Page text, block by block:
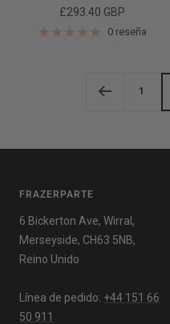
Precio
de
£293.40 GBP
0 reseña
1
FRAZERPARTE
6 Bickerton Ave, Wirral,
Merseyside, CH63 5NB,
Reino Unido
Línea de pedido: +44 151 66
50 911